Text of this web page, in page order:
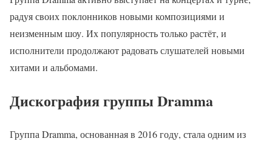
радуя своих поклонников новыми композициями и
неизменным шоу. Их популярность только растёт, и
исполнители продолжают радовать слушателей новыми
хитами и альбомами.
Дискография группы Dramma
Группа Dramma, основанная в 2016 году, стала одним из